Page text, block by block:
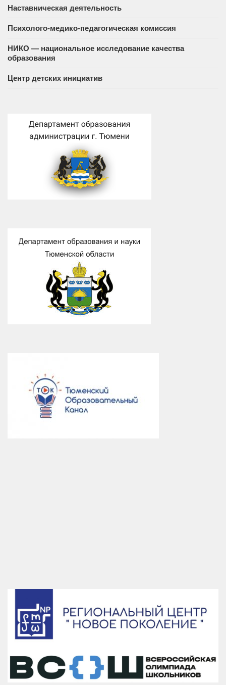
Наставническая деятельность
Психолого-медико-педагогическая комиссия
НИКО — национальное исследование качества
образования
Центр детских инициатив